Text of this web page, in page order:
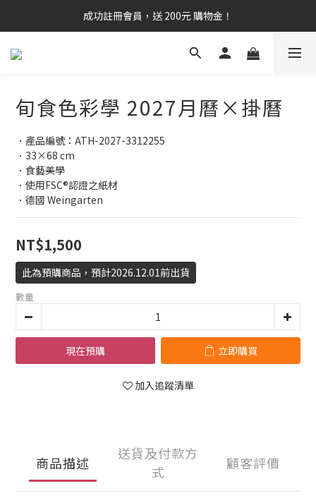
成功註冊會員，送 200元 購物金！
旬食色彩學 2027月曆×掛曆
．產品編號：ATH-2027-3312255
．33×68 cm
．食藝美學
．使用FSC®認證之紙材
．德國 Weingarten
NT$1,500
此為預購商品，預計2026.12.01前出貨
數量
現在預購 立即購買
加入追蹤清單
商品描述
送貨及付款方
式
顧客評價